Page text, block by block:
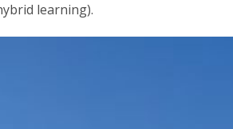
learning).